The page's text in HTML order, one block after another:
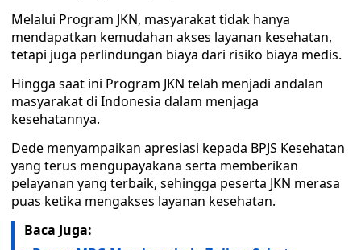
Melalui Program JKN, masyarakat tidak hanya
mendapatkan kemudahan akses layanan kesehatan,
tetapi juga perlindungan biaya dari risiko biaya medis.
Hingga saat ini Program JKN telah menjadi andalan
masyarakat di Indonesia dalam menjaga
kesehatannya.
Dede menyampaikan apresiasi kepada BPJS Kesehatan
yang terus mengupayakana serta memberikan
pelayanan yang terbaik, sehingga peserta JKN merasa
puas ketika mengakses layanan kesehatan.
Baca Juga: